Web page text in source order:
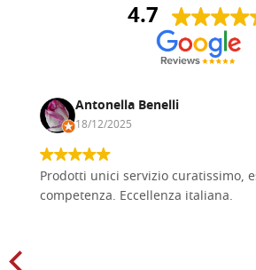
4.7
Antonella Benelli
18/12/2025
Prodotti unici servizio curatissimo,
competenza. Eccellenza italiana.